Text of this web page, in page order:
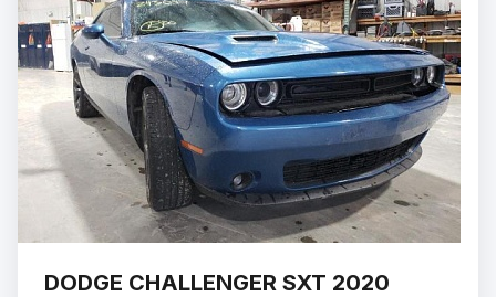
DODGE CHALLENGER SXT 2020